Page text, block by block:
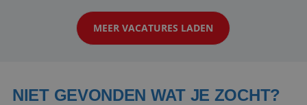
klanten te overtuigen om die droomreis te
boeken! ...
MEER VACATURES LADEN
NIET GEVONDEN WAT JE ZOCHT?